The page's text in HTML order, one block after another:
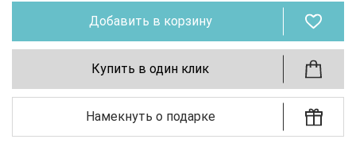
Добавить в корзину
Купить в один клик
Намекнуть о подарке